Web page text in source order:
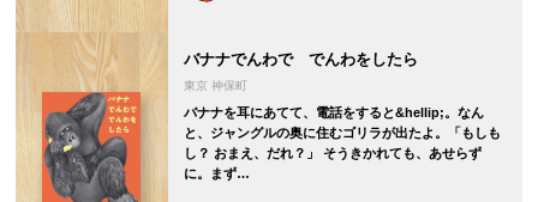
バナナでんわで でんわをしたら
東京 神保町
バナナを耳にあてて、電話をすると&hellip;。なん
と、ジャングルの奥に住むゴリラが出たよ。「もしも
し？ おまえ、だれ？」 そうきかれても、あせらず
に。まず…